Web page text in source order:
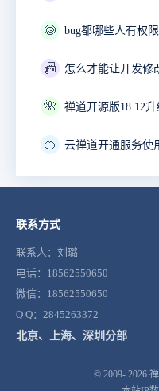
🍥 bug都哪些人有权
📠 怎么才能让开发修
🌺 禅道开源版18.12
🍊 云禅道开通服务使
联系方式
联系人：刘璐
电话：18562550650
微信：18562550650
Q Q：2845263372
北京、上海、深圳分部
© 2009- 2026